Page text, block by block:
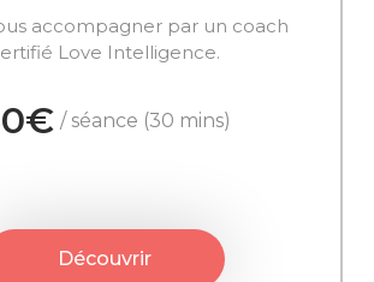
accompagner par un coach
Love Intelligence.
/ séance (30 mins)
Découvrir